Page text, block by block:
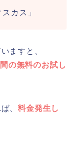
カス」
ますと、
の無料のお試し
、料金発生し